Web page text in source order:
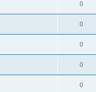
0
0
0
0
0